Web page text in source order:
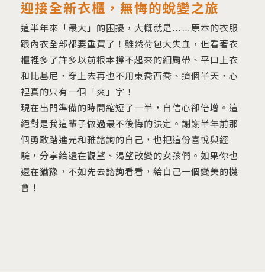
迎接全新衣櫃，無悔的蛻變之旅
這半年來「最大」的困擾，大概就是……原本的衣服
跟內衣全部都要重買了！雖然荷包大失血，但看著衣
櫃裡多了許多以前根本撐不起來的細肩帶、平口上衣
和比基尼，穿上去再也不用東喬西喬、擠個半天，心
裡真的只有一個「爽」字！
現在出門準備的時間縮短了一半，自信心卻倍增。這
絕對是我這輩子做過最不後悔的決定。謝謝半年前那
個勇敢踏進元和雅諮詢的自己，也把這份喜悅與經
驗，分享給還在觀望、渴望改變的女孩們。如果你也
還在猶豫，不如先去諮詢看看，給自己一個變美的機
會！